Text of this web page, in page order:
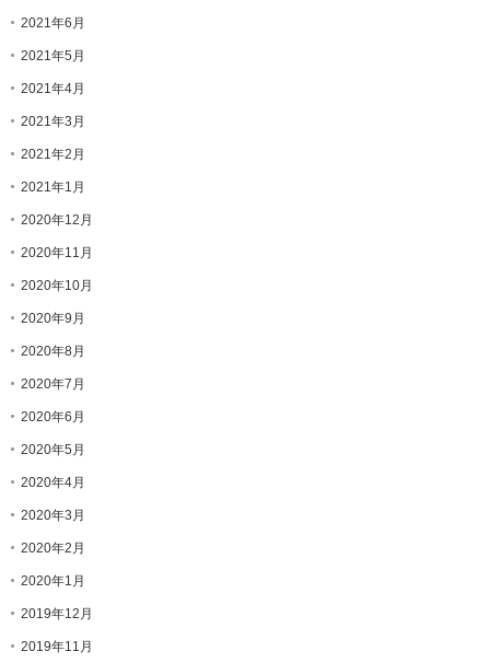
2021年6月
2021年5月
2021年4月
2021年3月
2021年2月
2021年1月
2020年12月
2020年11月
2020年10月
2020年9月
2020年8月
2020年7月
2020年6月
2020年5月
2020年4月
2020年3月
2020年2月
2020年1月
2019年12月
2019年11月